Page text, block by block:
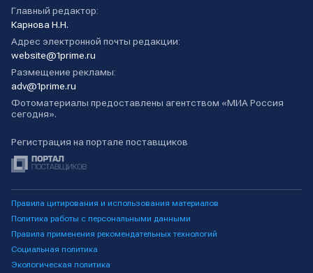
Главный редактор:
Карнова Н.Н.
Адрес электронной почты редакции:
website@1prime.ru
Размещение рекламы:
adv@1prime.ru
Фотоматериалы предоставлены агентством «МИА Россия
сегодня».
Регистрация на портале поставщиков
Правила цитирования и использования материалов
Политика работы с персональными данными
Правила применения рекомендательных технологий
Социальная политика
Экологическая политика